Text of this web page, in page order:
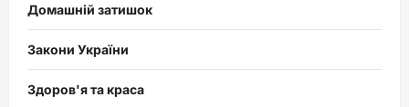
Домашній затишок
Закони України
Здоров'я та краса